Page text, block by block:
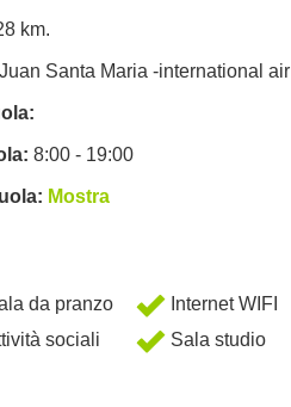
km.
Santa Maria -international
8:00 - 19:00
Mostra
da pranzo
Internet WIFI
sociali Sala studio